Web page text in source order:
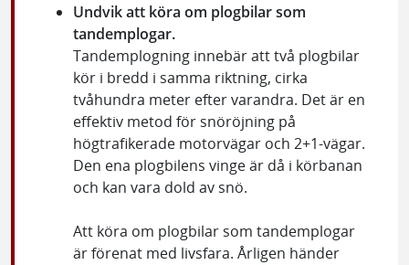
Undvik att köra om plogbilar som
tandemplogar.
Tandemplogning innebär att två plogbilar
kör i bredd i samma riktning, cirka
tvåhundra meter efter varandra. Det är en
effektiv metod för snöröjning på
högtrafikerade motorvägar och 2+1-vägar.
Den ena plogbilens vinge är då i körbanan
och kan vara dold av snö.
Att köra om plogbilar som tandemplogar
är förenat med livsfara. Årligen händer